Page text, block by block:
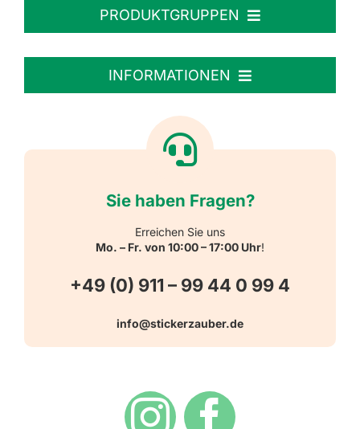
PRODUKTGRUPPEN
Personalisierte Aufkleber
Reflektierende Aufkleber
Warn-, Gebots-, Verbots- und
Hinweisaufkleber
INFORMATIONEN
Versandarten
Sie haben Fragen?
Erreichen Sie uns
Mo. – Fr. von 10:00 – 17:00 Uhr!
+49 (0) 911 – 99 44 0 99 4
info@stickerzauber.de